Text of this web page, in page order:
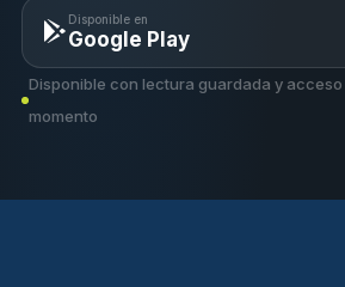
Disponible en
Google Play
Disponible con lectura guardada y
momento